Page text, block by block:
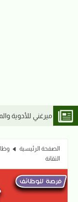
وظائف وزارة المالية السودانية 2026 | التقديم
الصفحة الرئيسية
التقانة